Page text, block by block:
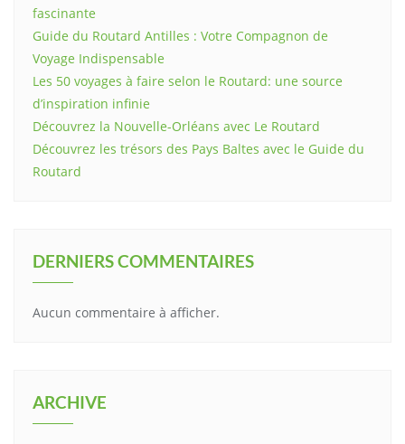
fascinante
Guide du Routard Antilles : Votre Compagnon de
Voyage Indispensable
Les 50 voyages à faire selon le Routard: une source
d’inspiration infinie
Découvrez la Nouvelle-Orléans avec Le Routard
Découvrez les trésors des Pays Baltes avec le Guide du
Routard
DERNIERS COMMENTAIRES
Aucun commentaire à afficher.
ARCHIVE